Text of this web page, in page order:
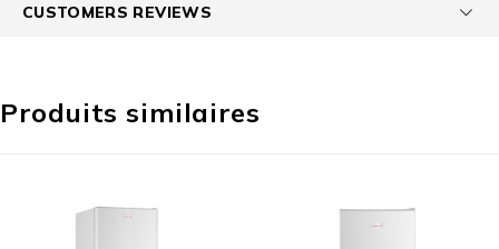
CUSTOMERS REVIEWS
Produits similaires